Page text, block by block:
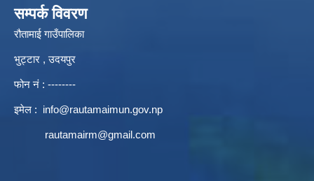
सम्पर्क विवरण
रौतामाई गाउँपालिका
भुट्टार , उदयपुर
फोन नं : --------
इमेल : info@rautamaimun.gov.np
rautamairm@gmail.com